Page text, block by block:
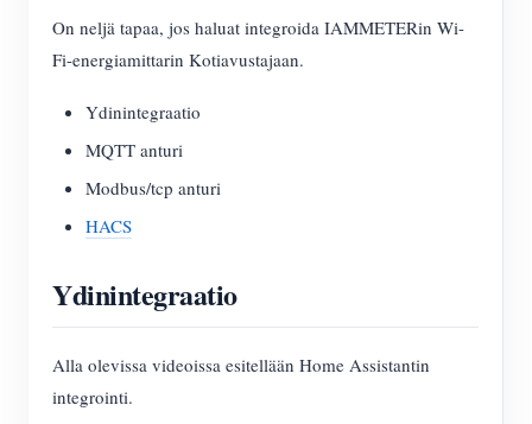
On neljä tapaa, jos haluat integroida IAMMETERin Wi-
Fi-energiamittarin Kotiavustajaan.
Ydinintegraatio
MQTT anturi
Modbus/tcp anturi
HACS
Ydinintegraatio
Alla olevissa videoissa esitellään Home Assistantin
integrointi.